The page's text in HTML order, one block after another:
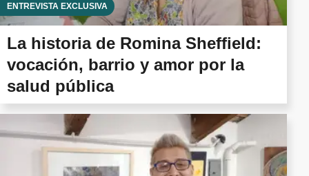
ENTREVISTA EXCLUSIVA
La historia de Romina Sheffield:
vocación, barrio y amor por la
salud pública